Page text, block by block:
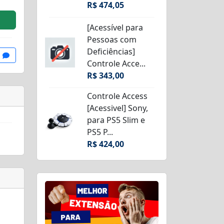
R$ 474,05
[Acessível para
Pessoas com
Deficiências]
Controle Acce...
R$ 343,00
Controle Access
[Acessivel] Sony,
para PS5 Slim e
PS5 P...
R$ 424,00